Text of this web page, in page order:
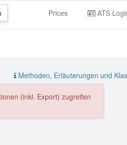
Prices ATS
Methoden, Erläuterungen und
(inkl. Export) zugreifen